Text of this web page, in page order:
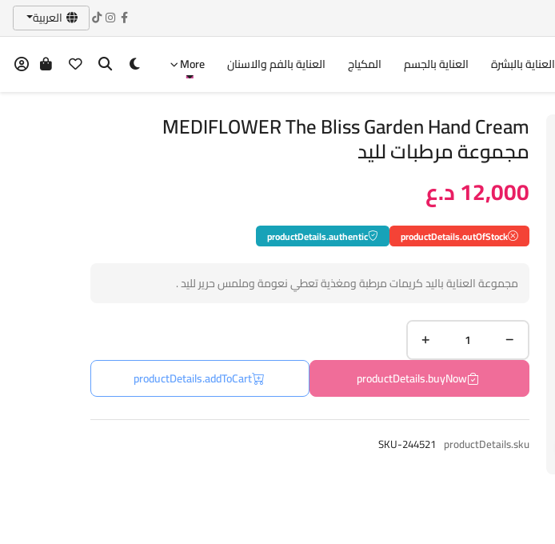
العربية
العناية بالبشرة العناية بالجسم المكياج العناية بالفم والاسنان More
MEDIFLOWER The Bliss Garden Hand Cream
مجموعة مرطبات لليد
12,000 د.ع
productDetails.outOfStock
productDetails.authentic
مجموعة العناية باليد كريمات مرطبة ومغذية تعطي نعومة وملمس حرير لليد .
productDetails.buyNow
productDetails.addToCart
productDetails.sku
SKU-244521